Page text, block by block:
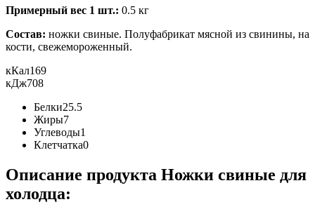
Примерный вес 1 шт.: 0.5 кг
Состав: ножки свиные. Полуфабрикат мясной из свинины, на
кости, свежемороженный.
кКал169
кДж708
Белки25.5
Жиры7
Углеводы1
Клетчатка0
Описание продукта Ножки свиные для
холодца: